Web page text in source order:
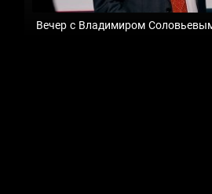
Вечер с Владимиром